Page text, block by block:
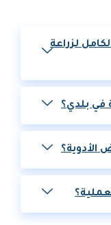
لزراعة
في بلدي؟